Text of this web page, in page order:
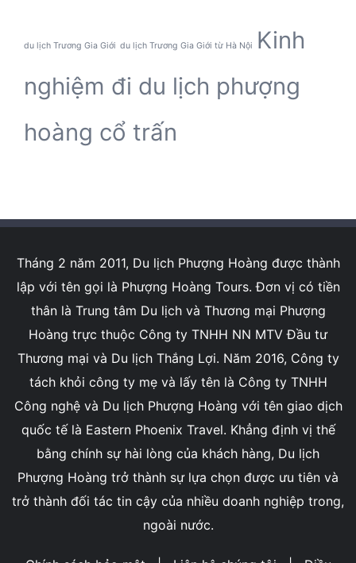
du lịch Trương Gia Giới du lịch Trương Gia Giới từ Hà Nội
Kinh
nghiệm đi du lịch phượng
hoàng cổ trấn
Tháng 2 năm 2011, Du lịch Phượng Hoàng được thành
lập với tên gọi là Phượng Hoàng Tours. Đơn vị có tiền
thân là Trung tâm Du lịch và Thương mại Phượng
Hoàng trực thuộc Công ty TNHH NN MTV Đầu tư
Thương mại và Du lịch Thắng Lợi. Năm 2016, Công ty
tách khỏi công ty mẹ và lấy tên là Công ty TNHH
Công nghệ và Du lịch Phượng Hoàng với tên giao dịch
quốc tế là Eastern Phoenix Travel. Khẳng định vị thế
bằng chính sự hài lòng của khách hàng, Du lịch
Phượng Hoàng trở thành sự lựa chọn được ưu tiên và
trở thành đối tác tin cậy của nhiều doanh nghiệp trong,
ngoài nước.